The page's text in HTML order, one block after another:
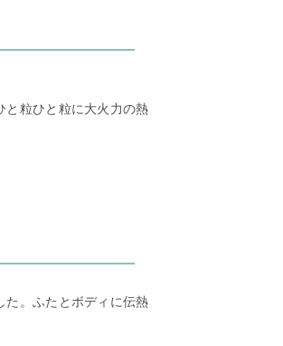
と粒ひと粒に大火力の熱
た。ふたとボディに伝熱